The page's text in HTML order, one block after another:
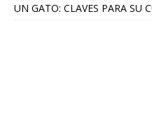
UN GATO: CLAVES PARA SU